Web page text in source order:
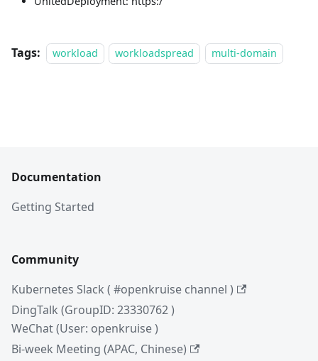
Tags: workload workloadspread multi-domain
Documentation
Getting Started
Community
Kubernetes Slack ( #openkruise channel )
DingTalk (GroupID: 23330762 )
WeChat (User: openkruise )
Bi-week Meeting (APAC, Chinese)